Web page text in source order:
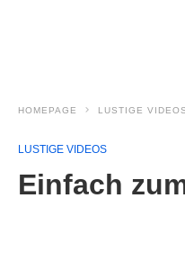
HOMEPAGE LUSTIGE VIDEOS
LUSTIGE VIDEOS
Einfach